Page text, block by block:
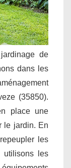
de
dans les
(35850).
place une
le jardin. En
les
utilisons les